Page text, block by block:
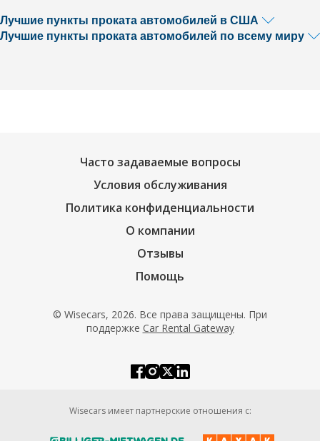
Лучшие пункты проката автомобилей в США
Лучшие пункты проката автомобилей по всему миру
Часто задаваемые вопросы
Условия обслуживания
Политика конфиденциальности
О компании
Отзывы
Помощь
© Wisecars, 2026. Все права защищены. При
поддержке Car Rental Gateway
Wisecars имеет партнерские отношения с: